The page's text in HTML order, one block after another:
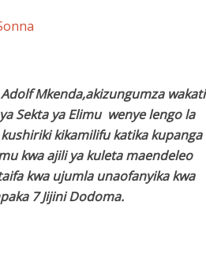
Mkenda,akizungumza wakati
Sekta ya Elimu wenye lengo la
kikamilifu katika kupanga
kwa ajili ya kuleta maendeleo
kwa ujumla unaofanyika kwa
7 Jijini Dodoma.